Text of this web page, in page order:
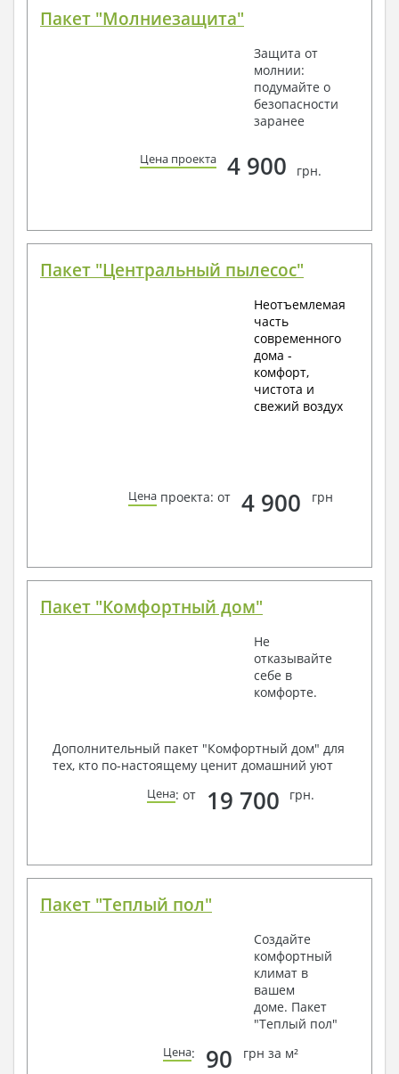
Пакет "Молниезащита"
Защита от
молнии:
подумайте о
безопасности
заранее
Цена проекта 4 900 грн.
Пакет "Центральный пылесос"
Неотъемлемая
часть
современного
дома -
комфорт,
чистота и
свежий воздух
Цена проекта: от 4 900 грн
Пакет "Комфортный дом"
Не
отказывайте
себе в
комфорте.
Дополнительный пакет "Комфортный дом" для
тех, кто по-настоящему ценит домашний уют
Цена: от 19 700 грн.
Пакет "Теплый пол"
Создайте
комфортный
климат в
вашем
доме. Пакет
"Теплый пол"
Цена: 90 грн за м²